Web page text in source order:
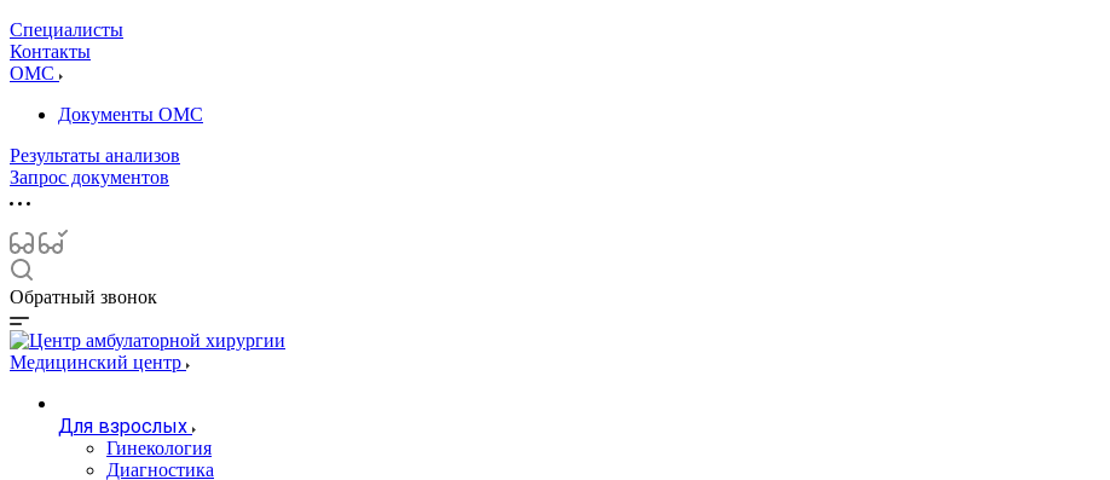
Специалисты
Контакты
ОМС
Документы ОМС
Результаты анализов
Запрос документов
Обратный звонок
Медицинский центр
Для взрослых
Гинекология
Диагностика